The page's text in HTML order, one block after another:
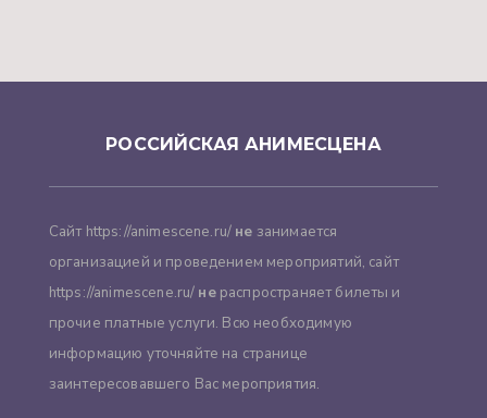
РОССИЙСКАЯ АНИМЕСЦЕНА
Сайт https://animescene.ru/ не занимается
организацией и проведением мероприятий, сайт
https://animescene.ru/ нераспространяет билеты и
прочие платные услуги. Всю необходимую
информацию уточняйте на странице
заинтересовавшего Вас мероприятия.